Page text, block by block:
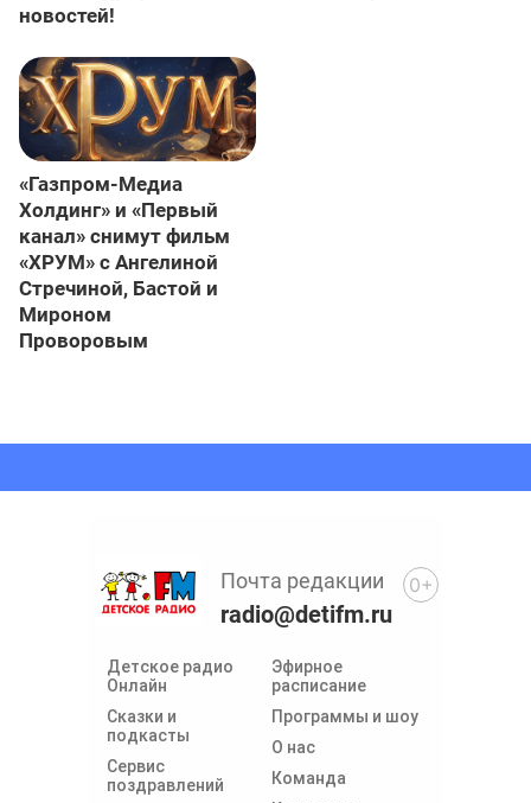
новостей!
«Газпром-Медиа
Холдинг» и «Первый
канал» снимут фильм
«ХРУМ» с Ангелиной
Стречиной, Бастой и
Мироном
Проворовым
Детское радио
Онлайн
Сказки и
подкасты
Сервис
поздравлений
Эфирное
расписание
Программы и шоу
О нас
Команда
Почта редакции
radio@detifm.ru
0+